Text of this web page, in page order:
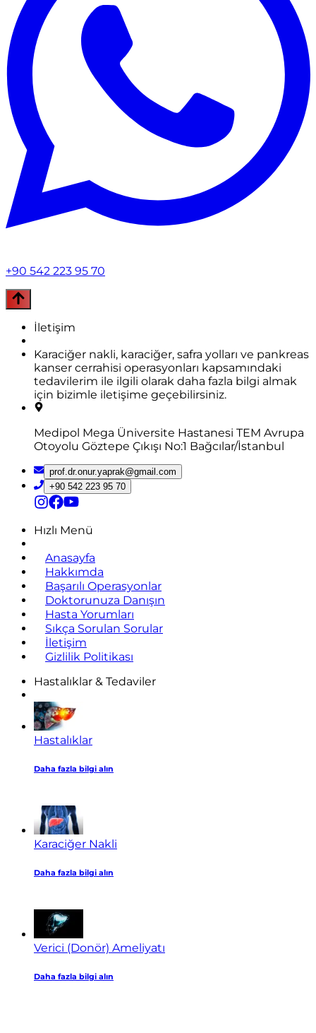
+90 542 223 95 70
İletişim
Karaciğer nakli, karaciğer, safra yolları ve pankreas
kanser cerrahisi operasyonları kapsamındaki
tedavilerim ile ilgili olarak daha fazla bilgi almak
için bizimle iletişime geçebilirsiniz.
Medipol Mega Üniversite Hastanesi TEM Avrupa
Otoyolu Göztepe Çıkışı No:1 Bağcılar/İstanbul
prof.dr.onur.yaprak@gmail.com
+90 542 223 95 70
Hızlı Menü
Anasayfa
Hakkımda
Başarılı Operasyonlar
Doktorunuza Danışın
Hasta Yorumları
Sıkça Sorulan Sorular
İletişim
Gizlilik Politikası
Hastalıklar & Tedaviler
Hastalıklar
Daha fazla bilgi alın
Karaciğer Nakli
Daha fazla bilgi alın
Verici (Donör) Ameliyatı
Daha fazla bilgi alın